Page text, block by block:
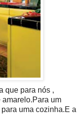
que para nós ,
amarelo.Para um
uma cozinha.E a